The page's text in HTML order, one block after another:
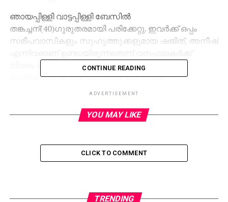
ഞായപ്പിള്ളി വാട്ടപ്പിള്ളി ബേസില്‍
തങ്കച്ചന്(40)ഗുരുതരമായി പരിക്കേറ്റു. ഇവര്‍ക്ക് ഒപ്പം
സമീപവാസികളും സുഹൃത്തുക്കളുമായ ഷജിത്, അനീഷ്
വിവരം ലഭിച്ചിട്ടുണ്ട്. ഇവര്‍ രക്ഷപ്പെട്ടു.
വാരിയെല്ലുകള്‍ക്ക് പൊട്ടലും ദേഹമാകെ
ചതവുമേറ്റനിലയില്‍ ബേസിലിനെ ആലുവ രാജഗിരി
8.30 ഓടെയാണ് ഇവര്‍ കാട്ടാന കൂട്ടത്തിന്റെ
കോതമംഗലത്ത് സ്വകാര്യ ആസ്പത്രിയില്‍
എത്തിച്ചത്. രണ്ട് കാട്ടാനകളാണ് ഒരുമിച്ച്
CONTINUE READING
ADVERTISEMENT
YOU MAY LIKE
CLICK TO COMMENT
TRENDING